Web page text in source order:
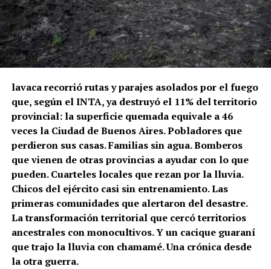
lavaca recorrió rutas y parajes asolados por el fuego
que, según el INTA, ya destruyó el 11% del territorio
provincial: la superficie quemada equivale a 46
veces la Ciudad de Buenos Aires. Pobladores que
perdieron sus casas. Familias sin agua. Bomberos
que vienen de otras provincias a ayudar con lo que
pueden. Cuarteles locales que rezan por la lluvia.
Chicos del ejército casi sin entrenamiento. Las
primeras comunidades que alertaron del desastre.
La transformación territorial que cercó territorios
ancestrales con monocultivos. Y un cacique guaraní
que trajo la lluvia con chamamé. Una crónica desde
la otra guerra.